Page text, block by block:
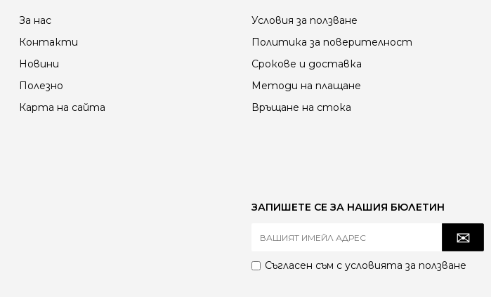
с традиционните метал-халогенни лампи, LED решенията осигуряват
000 ч.) и значително по-ниски разходи за поддръжка.
За нас
Контакти
Новини
Полезно
Карта на сайта
Условия за ползване
Политика за поверителност
Срокове и доставка
Методи на плащане
Връщане на стока
ЗАПИШЕТЕ СЕ ЗА НАШИЯ БЮЛЕТИН
Съгласен съм с условията за ползване